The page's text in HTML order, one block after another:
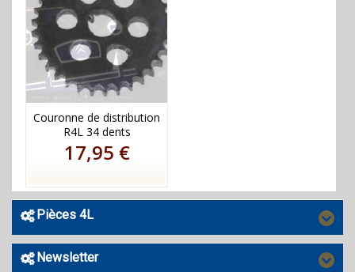
Couronne de distribution
R4L 34 dents
17,95 €
Pièces 4L
Newsletter